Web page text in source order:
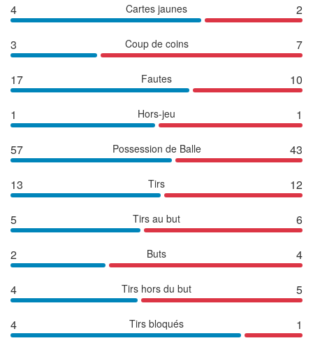
4 Cartes jaunes 2
3 Coup de coins 7
17 Fautes 10
1 Hors-jeu 1
57 Possession de Balle 43
13 Tirs 12
5 Tirs au but 6
2 Buts 4
4 Tirs hors du but 5
4 Tirs bloqués 1